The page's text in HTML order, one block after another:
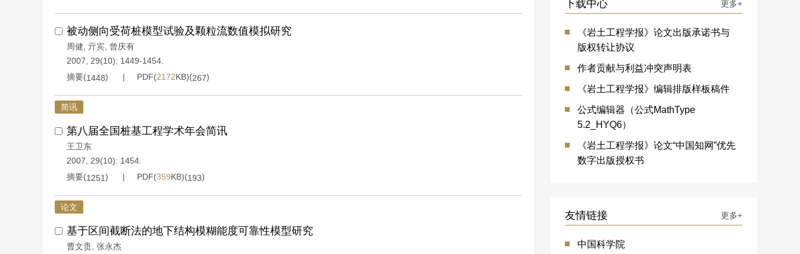
被动侧向受荷桩模型试验及颗粒流数值模拟研究
周健 亓宾 曾庆有
2007, 29(10): 1449-1454.
摘要(1448) PDF(2172KB)(267)
简讯
第八届全国桩基工程学术年会简讯
王卫东
2007, 29(10): 1454.
摘要(1251) PDF(359KB)(193)
论文
基于区间截断法的地下结构模糊能度可靠性模型研究
曹文贵 张永杰
下载中心 更多+
《岩土工程学报》论文出版承诺书与
版权转让协议
作者贡献与利益冲突声明表
《岩土工程学报》编辑排版样板稿件
公式编辑器（公式MathType
5.2_HYQ6）
《岩土工程学报》论文“中国知网”优先
数字出版授权书
友情链接 更多+
中国科学院